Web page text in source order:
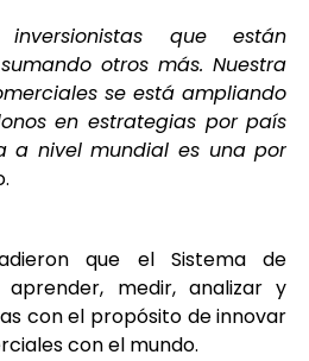
inversionistas que están
otros más. Nuestra
se está ampliando
en estrategias por país
a nivel mundial es una por
que el Sistema de
aprender, medir, analizar y
con el propósito de innovar
con el mundo.